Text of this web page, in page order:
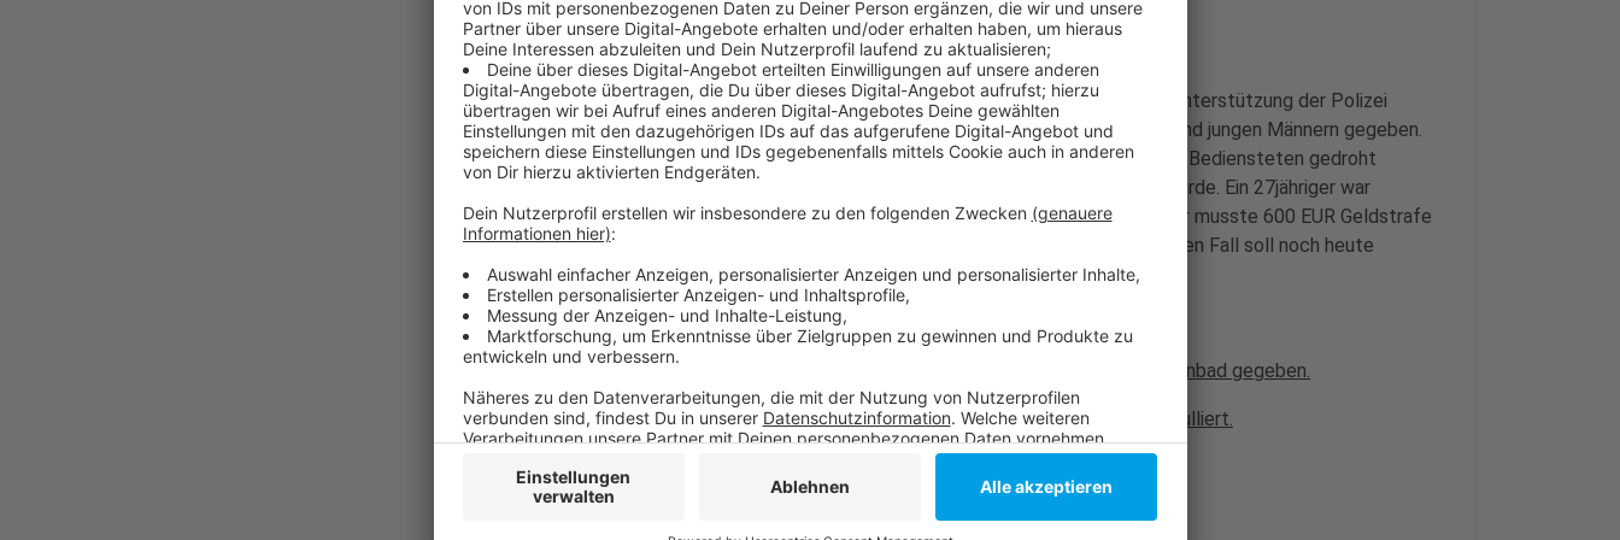
Anzeige
Gleich dreimal war das Rheinbad im Sommer letzten Jahres mit Unterstützung der Polizei
geräumt worden, jedes Mal hatte es Tumulte von Jugendlichen und jungen Männern gegeben.
Der heute Angeklagte war zum Tatzeitpunkt erst 16. Er soll einer Bediensteten gedroht
haben, sie an die Wand zu klatschen, wenn er sie privat treffen würde. Ein 27jähriger war
bereits vor einiger Zeit aufgrund der Tumulte verurteilt worden. Er musste 600 EUR Geldstrafe
zahlen, weil er eine Polizistin beleidigt hatte. Das Urteil im aktuellen Fall soll noch heute
verkündet werden.
Im Sommer vergangenen Jahres hatte es massive Streits im Rheinbad gegeben.
Nach den Tumulten hatten Sicherheitsdienste im Rheinbad patroulliert.